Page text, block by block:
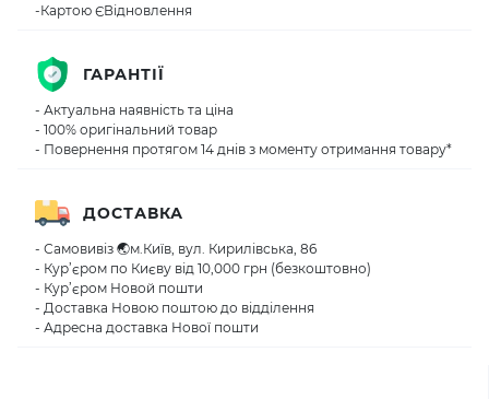
-Картою ЄВідновлення
ГАРАНТІЇ
- Актуальна наявність та ціна
- 100% оригінальний товар
- Повернення протягом 14 днів з моменту отримання товару*
ДОСТАВКА
- Самовивіз 🌏м.Київ, вул. Кирилівська, 86
- Кур’єром по Києву від 10,000 грн (безкоштовно)
- Кур’єром Новой пошти
- Доставка Новою поштою до відділення
- Адресна доставка Нової пошти